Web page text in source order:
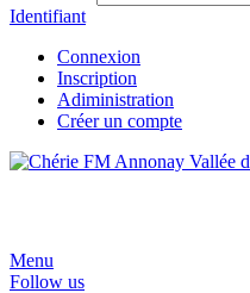
Identifiant
Connexion
Inscription
Adiministration
Créer un compte
Menu
Follow us